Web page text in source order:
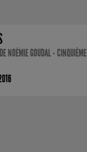
NOÉMIE GOUDAL - CINQUIÈME